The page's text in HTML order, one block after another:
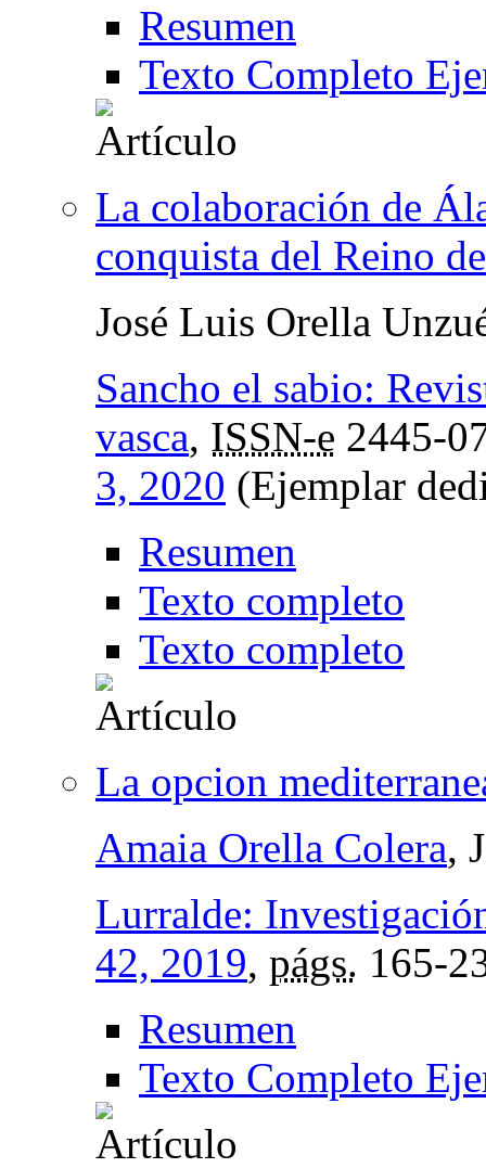
Resumen
Texto Completo
La colaboración de
conquista del Reino
José Luis Orella
Sancho el sabio:
vasca, ISSN-e 2445-
3, 2020 (Ejemplar
Resumen
Texto completo
Texto completo
La opcion
Amaia Orella Colera,
Lurralde:
42, 2019, págs. 165-
Resumen
Texto Completo